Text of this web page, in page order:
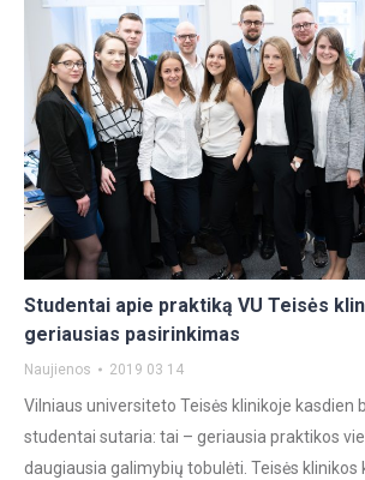
Studentai apie praktiką VU Teisės
geriausias pasirinkimas
Naujienos 2019 03 14
Vilniaus universiteto Teisės klinikoje kasdien
studentai sutaria: tai – geriausia praktikos
daugiausia galimybių tobulėti. Teisės klinikos